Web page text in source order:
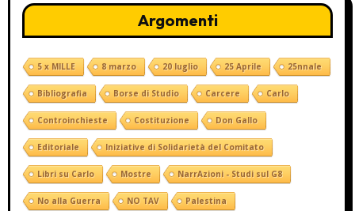
Argomenti
5 x MILLE 8 marzo 20 luglio 25 Aprile 25nnale
Bibliografia Borse di Studio Carcere Carlo
Controinchieste Costituzione Don Gallo
Editoriale Iniziative di Solidarietà del Comitato
Libri su Carlo Mostre NarrAzioni - Studi sul G8
No alla Guerra NO TAV Palestina